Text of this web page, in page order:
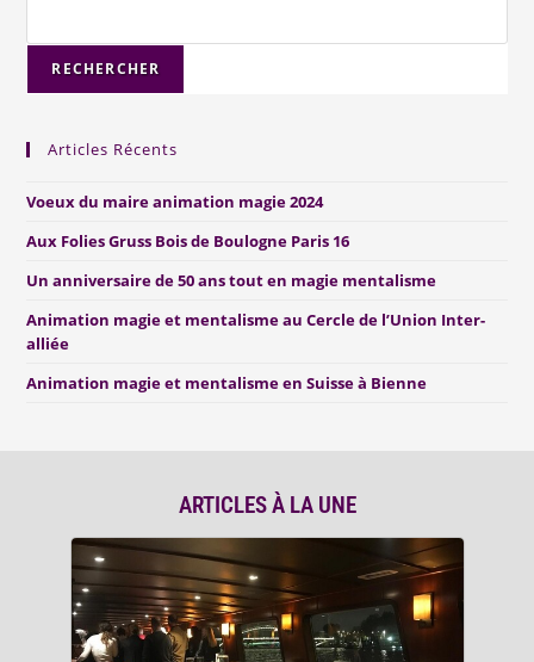
RECHERCHER
Articles Récents
Voeux du maire animation magie 2024
Aux Folies Gruss Bois de Boulogne Paris 16
Un anniversaire de 50 ans tout en magie mentalisme
Animation magie et mentalisme au Cercle de l’Union Inter-
alliée
Animation magie et mentalisme en Suisse à Bienne
ARTICLES À LA UNE